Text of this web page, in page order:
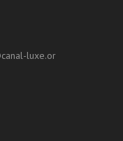
luxe.or